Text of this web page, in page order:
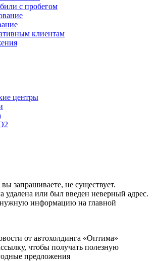
с пробегом
клиентам
центры
запрашиваете, не существует.
удалена или был введен неверный адрес.
информацию на главной
от автохолдинга «Оптима»
чтобы получать полезную
предложения